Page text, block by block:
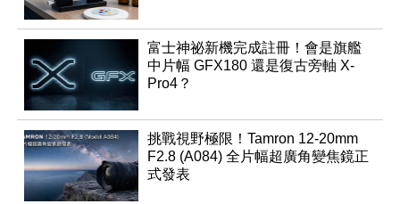
富士神祕新機完成註冊！會是旗艦
中片幅 GFX180 還是復古旁軸 X-
Pro4？
挑戰視野極限！Tamron 12-20mm
F2.8 (A084) 全片幅超廣角變焦鏡正
式發表